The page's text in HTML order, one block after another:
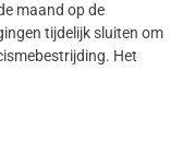
maand op de
tijdelijk sluiten om
Het